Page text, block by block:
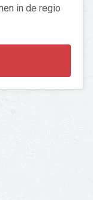
in de regio